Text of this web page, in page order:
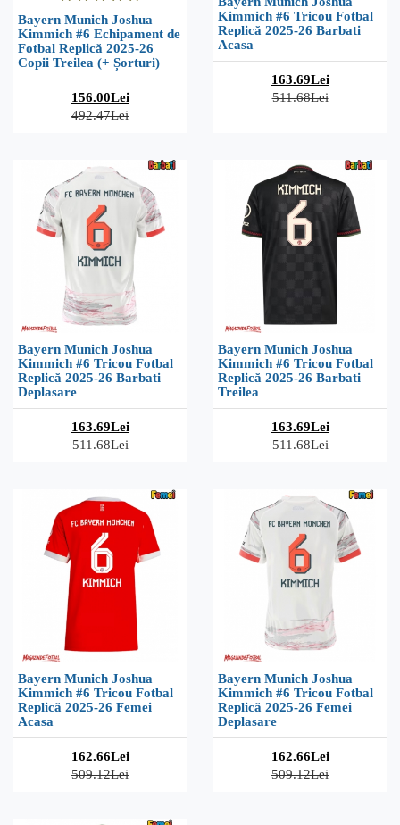
Bayern Munich Joshua
Kimmich #6 Echipament de
Fotbal Replică 2025-26
Copii Treilea (+ Șorturi)
156.00Lei
492.47Lei
Kimmich #6 Tricou Fotbal
Replică 2025-26 Barbati
Acasa
163.69Lei
511.68Lei
Bayern Munich Joshua
Kimmich #6 Tricou Fotbal
Replică 2025-26 Barbati
Deplasare
163.69Lei
511.68Lei
Bayern Munich Joshua
Kimmich #6 Tricou Fotbal
Replică 2025-26 Barbati
Treilea
163.69Lei
511.68Lei
Bayern Munich Joshua
Kimmich #6 Tricou Fotbal
Replică 2025-26 Femei
Acasa
162.66Lei
509.12Lei
Bayern Munich Joshua
Kimmich #6 Tricou Fotbal
Replică 2025-26 Femei
Deplasare
162.66Lei
509.12Lei